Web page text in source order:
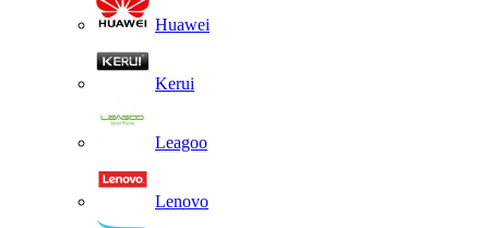
Huawei
Kerui
Leagoo
Lenovo